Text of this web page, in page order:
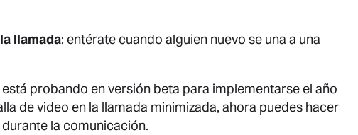
llamada: entérate cuando alguien nuevo se una a una
está probando en versión beta para implementarse el año
de video en la llamada minimizada, ahora puedes hacer
la comunicación.